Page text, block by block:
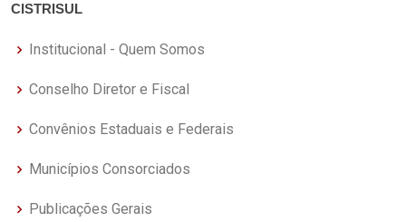
CISTRISUL
Institucional - Quem Somos
Conselho Diretor e Fiscal
Convênios Estaduais e Federais
Municípios Consorciados
Publicações Gerais